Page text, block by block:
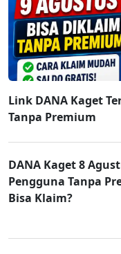
Link DANA Kaget
Tanpa Premium
DANA Kaget 8
Pengguna Tanpa
Bisa Klaim?